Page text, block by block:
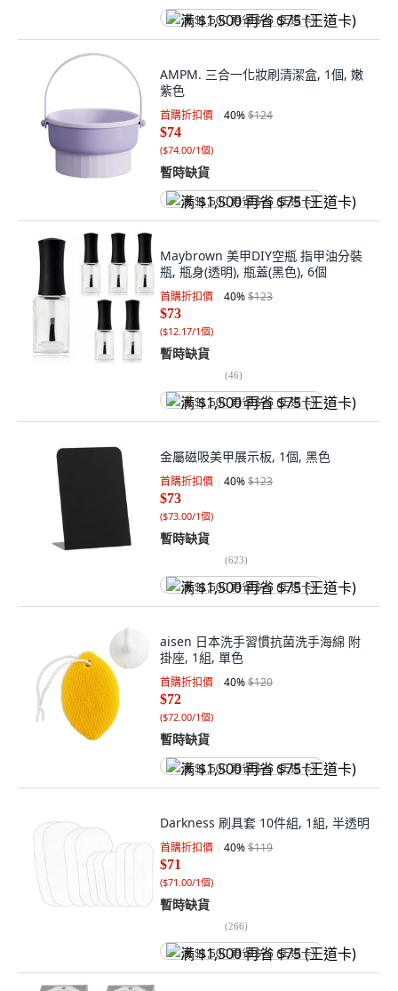
满 $1,500 再省 $75 (王道卡)
AMPM. 三合一化妝刷清潔盒, 1個, 嫩
紫色
首購折扣價 40%$124
$74
($74.00/1個)
暫時缺貨
满 $1,500 再省 $75 (王道卡)
Maybrown 美甲DIY空瓶 指甲油分裝
瓶, 瓶身(透明), 瓶蓋(黑色), 6個
首購折扣價 40%$123
$73
($12.17/1個)
暫時缺貨
(46)
满 $1,500 再省 $75 (王道卡)
金屬磁吸美甲展示板, 1個, 黑色
首購折扣價 40%$123
$73
($73.00/1個)
暫時缺貨
(623)
满 $1,500 再省 $75 (王道卡)
aisen 日本洗手習慣抗菌洗手海綿 附
掛座, 1組, 單色
首購折扣價 40%$120
$72
($72.00/1個)
暫時缺貨
满 $1,500 再省 $75 (王道卡)
Darkness 刷具套 10件組, 1組, 半透明
首購折扣價 40%$119
$71
($71.00/1個)
暫時缺貨
(266)
满 $1,500 再省 $75 (王道卡)